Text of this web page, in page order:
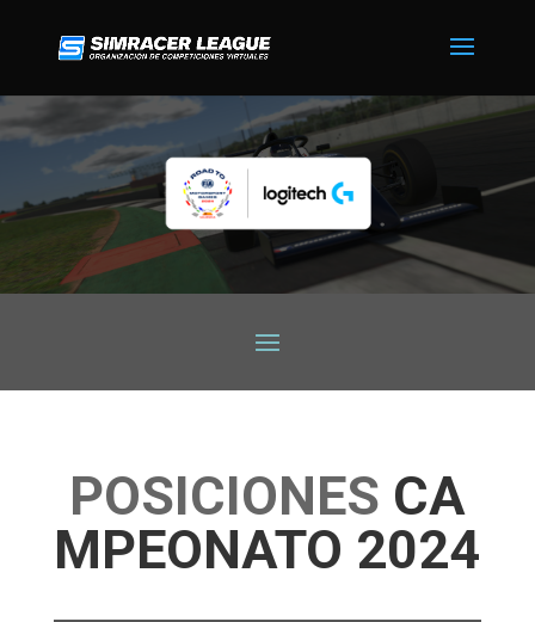
POSICIONES CA
MPEONATO 2024